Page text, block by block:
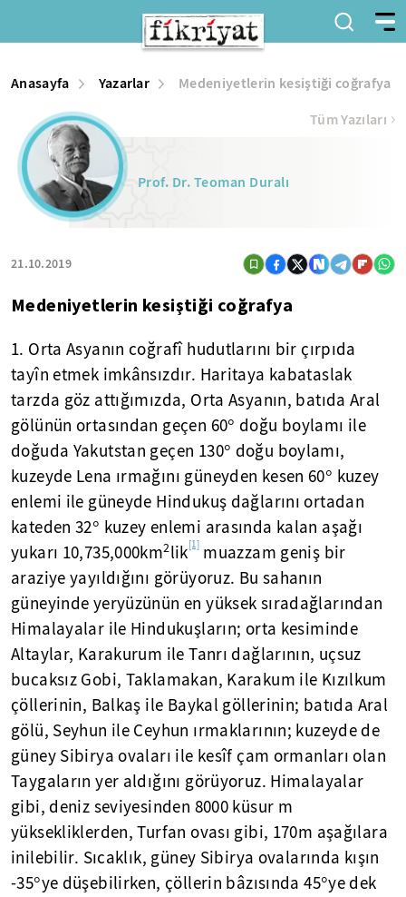
Anasayfa Yazarlar Medeniyetlerin kesiştiği coğrafya
Prof. Dr. Teoman Duralı
21.10.2019
Tüm Yazıları
Medeniyetlerin kesiştiği coğrafya
1. Orta Asyanın coğrafî hudutlarını bir çırpıda
tayîn etmek imkânsızdır. Haritaya kabataslak
tarzda göz attığımızda, Orta Asyanın, batıda Aral
gölünün ortasından geçen 60° doğu boylamı ile
doğuda Yakutstan geçen 130° doğu boylamı,
kuzeyde Lena ırmağını güneyden kesen 60° kuzey
enlemi ile güneyde Hindukuş dağlarını ortadan
kateden 32° kuzey enlemi arasında kalan aşağı
yukarı 10,735,000km2lik[1]muazzam geniş bir
araziye yayıldığını görüyoruz. Bu sahanın
güneyinde yeryüzünün en yüksek sıradağlarından
Himalayalar ile Hindukuşların; orta kesiminde
Altaylar, Karakurum ile Tanrı dağlarının, uçsuz
bucaksız Gobi, Taklamakan, Karakum ile Kızılkum
çöllerinin, Balkaş ile Baykal göllerinin; batıda Aral
gölü, Seyhun ile Ceyhun ırmaklarının; kuzeyde de
güney Sibirya ovaları ile kesîf çam ormanları olan
Taygaların yer aldığını görüyoruz. Himalayalar
gibi, deniz seviyesinden 8000 küsur m
yüksekliklerden, Turfan ovası gibi, 170m aşağılara
inilebilir. Sıcaklık, güney Sibirya ovalarında kışın
-35°ye düşebilirken, çöllerin bâzısında 45°ye dek